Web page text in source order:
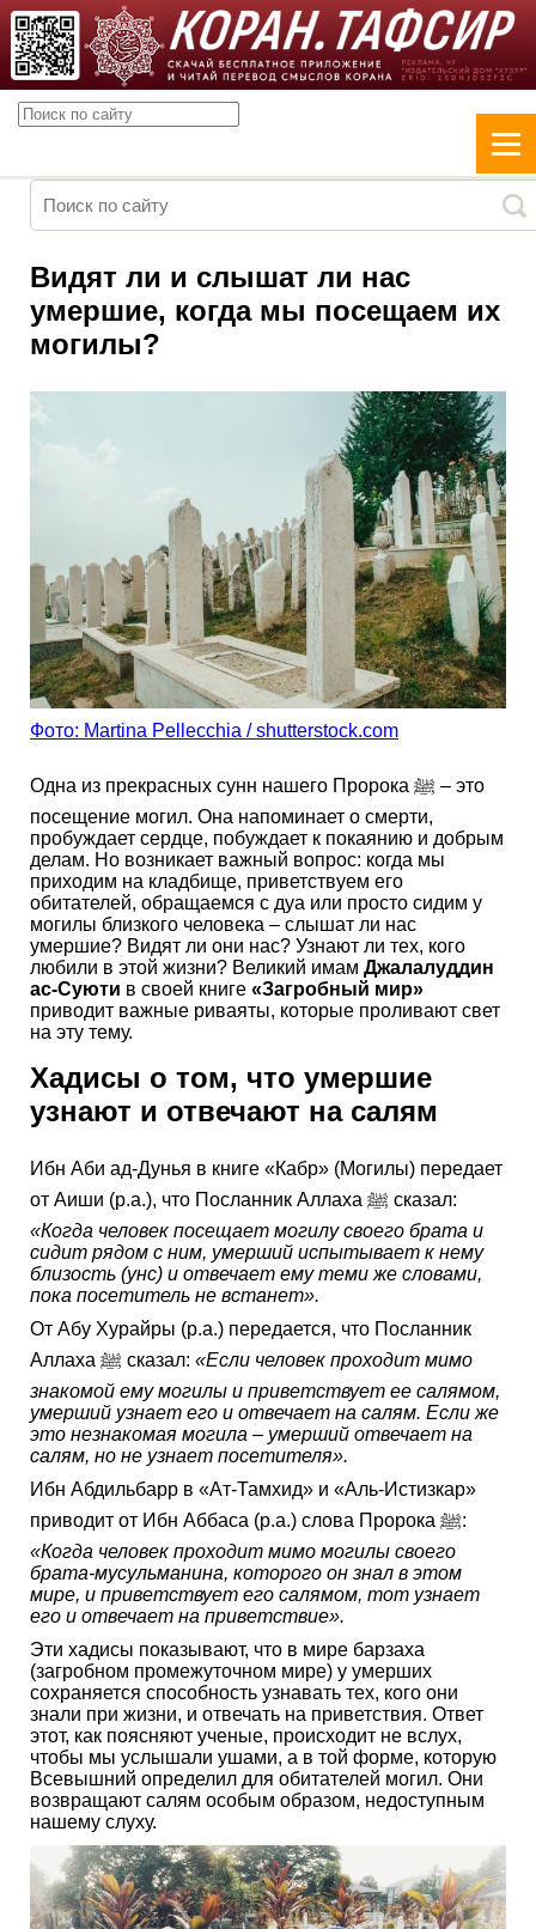
Видят ли и слышат ли нас
умершие, когда мы посещаем их
могилы?
Фото: Martina Pellecchia / shutterstock.com
Одна из прекрасных сунн нашего Пророка ﷺ – это
посещение могил. Она напоминает о смерти,
пробуждает сердце, побуждает к покаянию и добрым
делам. Но возникает важный вопрос: когда мы
приходим на кладбище, приветствуем его
обитателей, обращаемся с дуа или просто сидим у
могилы близкого человека – слышат ли нас
умершие? Видят ли они нас? Узнают ли тех, кого
любили в этой жизни? Великий имам Джалалуддин
ас-Суюти в своей книге «Загробный мир»
приводит важные риваяты, которые проливают свет
на эту тему.
Хадисы о том, что умершие
узнают и отвечают на салям
Ибн Аби ад-Дунья в книге «Кабр» (Могилы) передает
от Аиши (р.а.), что Посланник Аллаха ﷺ сказал:
«Когда человек посещает могилу своего брата и
сидит рядом с ним, умерший испытывает к нему
близость (унс) и отвечает ему теми же словами,
пока посетитель не встанет».
От Абу Хурайры (р.а.) передается, что Посланник
Аллаха ﷺ сказал: «Если человек проходит мимо
знакомой ему могилы и приветствует ее салямом,
умерший узнает его и отвечает на салям. Если же
это незнакомая могила – умерший отвечает на
салям, но не узнает посетителя».
Ибн Абдильбарр в «Ат-Тамхид» и «Аль-Истизкар»
приводит от Ибн Аббаса (р.а.) слова Пророка ﷺ:
«Когда человек проходит мимо могилы своего
брата-мусульманина, которого он знал в этом
мире, и приветствует его салямом, тот узнает
его и отвечает на приветствие».
Эти хадисы показывают, что в мире барзаха
(загробном промежуточном мире) у умерших
сохраняется способность узнавать тех, кого они
знали при жизни, и отвечать на приветствия. Ответ
этот, как поясняют ученые, происходит не вслух,
чтобы мы услышали ушами, а в той форме, которую
Всевышний определил для обитателей могил. Они
возвращают салям особым образом, недоступным
нашему слуху.